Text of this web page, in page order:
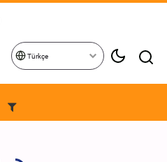
Türkçe